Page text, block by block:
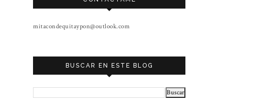
mitacondequitaypon@outlook.com
BUSCAR EN ESTE BLOG